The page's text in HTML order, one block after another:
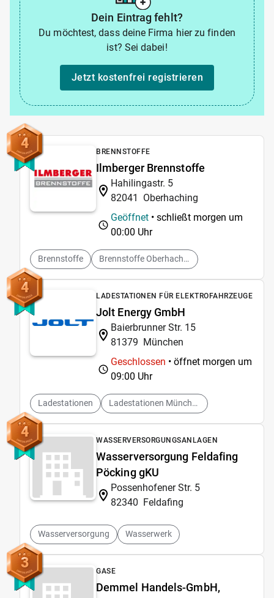
Dein Eintrag fehlt?
Du möchtest, dass deine Firma hier zu finden
ist? Sei dabei!
Jetzt kostenfrei registrieren
4 BRENNSTOFFE
Ilmberger Brennstoffe
Hahilingastr. 5
82041
Oberhaching
Geöffnet • schließt morgen um
00:00 Uhr
Brennstoffe Brennstoffe Oberhaching
4 LADESTATIONEN FÜR ELEKTROFAHRZEUGE
Jolt Energy GmbH
Baierbrunner Str. 15
81379 München
Geschlossen • öffnet morgen um
09:00 Uhr
Ladestationen Ladestationen München
4 WASSERVERSORGUNGSANLAGEN
Wasserversorgung Feldafing
Pöcking gKU
Possenhofener Str. 5
82340 Feldafing
Wasserversorgung Wasserwerk
3 GASE
Demmel Handels-GmbH,